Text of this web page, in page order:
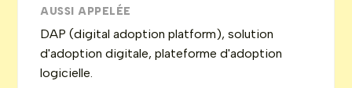
AUSSI APPELÉE
DAP (digital adoption platform), solution
d'adoption digitale, plateforme d'adoption
logicielle.